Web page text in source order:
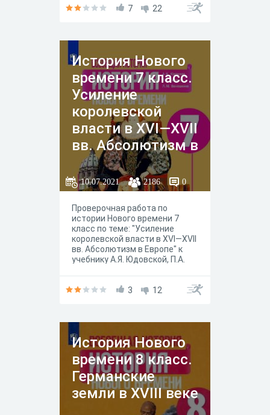
"Просвещение" 2020 год.
7 22
История Нового
времени 7 класс.
Усиление
королевской
власти в XVI—XVII
вв. Абсолютизм в
Европе
10.07.2021 2186 0
Проверочная работа по
истории Нового времени 7
класс по теме: "Усиление
королевской власти в XVI—XVII
вв. Абсолютизм в Европе" к
учебнику А.Я. Юдовской, П.А.
Искандерова, Москва
3 12
История Нового
времени 8 класс.
Германские
земли в XVIII веке